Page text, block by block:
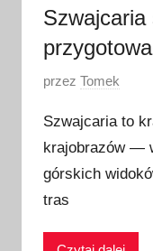
O
u
b
l
i
przez Tomek
Szwajcaria to
krajobrazów —
górskich
tras